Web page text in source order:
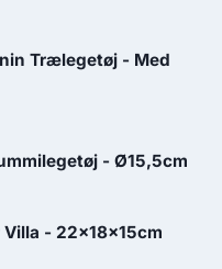
Trælegetøj - Med
- Ø15,5cm
- 22x18x15cm